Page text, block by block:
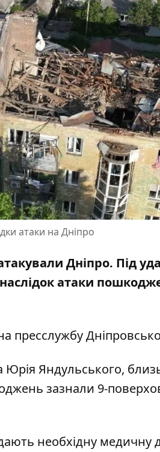
атаки на Дніпро
Дніпро. Під
атаки
Юрія Яндульського,
зазнали 9-
необхідну медичну